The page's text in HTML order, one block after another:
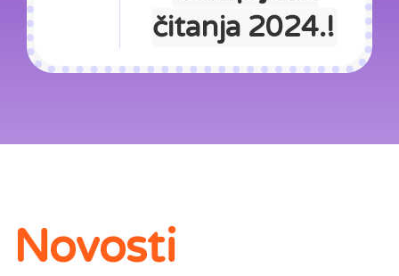
čitanja 2024.!
Novosti